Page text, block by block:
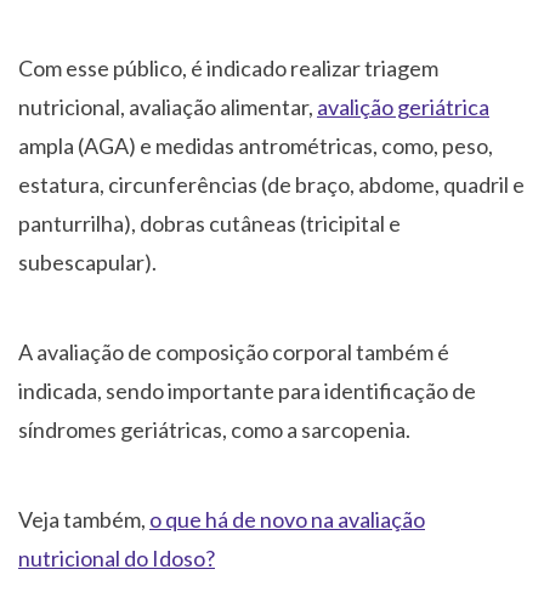
Com esse público, é indicado realizar triagem
nutricional, avaliação alimentar, avalição geriátrica
ampla (AGA) e medidas antrométricas, como, peso,
estatura, circunferências (de braço, abdome, quadril e
panturrilha), dobras cutâneas (tricipital e
subescapular).
A avaliação de composição corporal também é
indicada, sendo importante para identificação de
síndromes geriátricas, como a sarcopenia.
Veja também, o que há de novo na avaliação
nutricional do Idoso?